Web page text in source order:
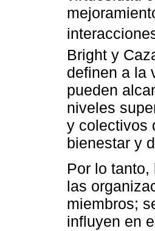
Bright y
definen a la
pueden
niveles
y colectivos
bienestar y
Por lo
las
miembros;
influyen en